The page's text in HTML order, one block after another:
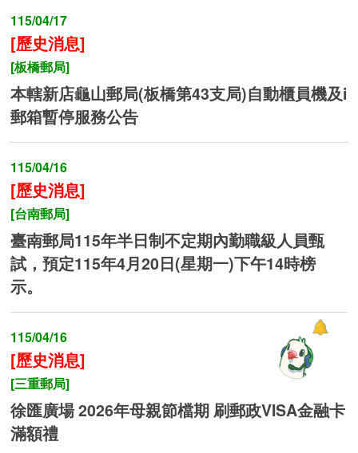
115/04/17
[歷史消息]
[板橋郵局]
本轄新店龜山郵局(板橋第43支局)自動櫃員機及i
郵箱暫停服務公告
115/04/16
[歷史消息]
[台南郵局]
臺南郵局115年半日制不定期內勤職級人員甄
試，預定115年4月20日(星期一)下午14時榜
示。
115/04/16
[歷史消息]
[三重郵局]
徐匯廣場 2026年母親節檔期 刷郵政VISA金融卡
滿額禮